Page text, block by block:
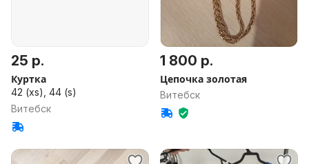
25 р.
Куртка
42 (xs), 44 (s)
Витебск
1 800 р.
Цепочка золотая
Витебск